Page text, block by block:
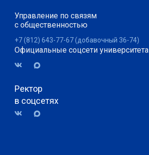
Управление по связям
с общественностью
+7 (812) 643-77-67 (добавочный 36-74)
Официальные соцсети университета
Ректор
в соцсетях